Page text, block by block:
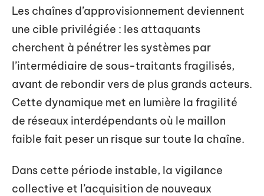
Les chaînes d’approvisionnement deviennent
une cible privilégiée : les attaquants
cherchent à pénétrer les systèmes par
l’intermédiaire de sous-traitants fragilisés,
avant de rebondir vers de plus grands acteurs.
Cette dynamique met en lumière la fragilité
de réseaux interdépendants où le maillon
faible fait peser un risque sur toute la chaîne.
Dans cette période instable, la vigilance
collective et l’acquisition de nouveaux